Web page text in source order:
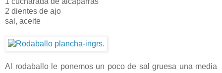
2 dientes de ajo
sal, aceite
Al rodaballo le ponemos un poco de sal gruesa una media